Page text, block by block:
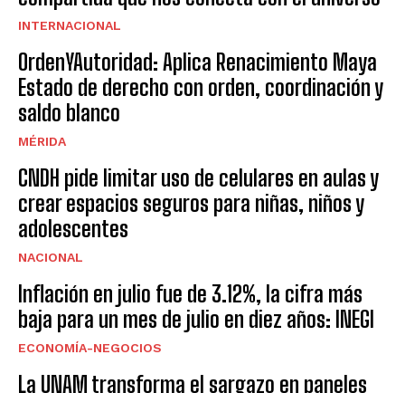
INTERNACIONAL
OrdenYAutoridad: Aplica Renacimiento Maya
Estado de derecho con orden, coordinación y
saldo blanco
MÉRIDA
CNDH pide limitar uso de celulares en aulas y
crear espacios seguros para niñas, niños y
adolescentes
NACIONAL
Inflación en julio fue de 3.12%, la cifra más
baja para un mes de julio en diez años: INEGI
ECONOMÍA-NEGOCIOS
La UNAM transforma el sargazo en paneles